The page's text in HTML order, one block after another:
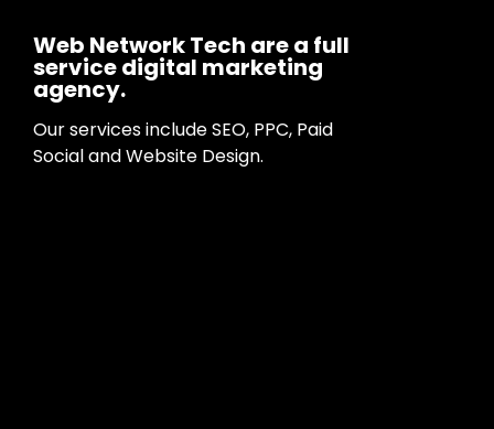
Web Network Tech are a full
service digital marketing
agency.
Our services include SEO, PPC, Paid
Social and Website Design.